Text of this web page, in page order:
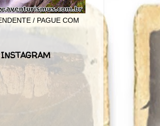
/ PAGUE COM
INSTAGRAM